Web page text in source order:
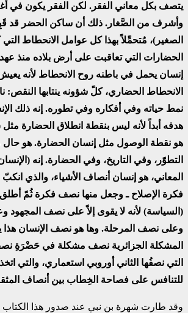
يتصف بكل معاني الفقر. لكن الفقر يكون في
وأشرف من الصَّغار. ذلك أن ساكن الحضر قد
الصغير)، مُتحمِّلاً بهذا كل عوامل الانحطاط
الحضارات التي تعاقبت على أرض بلاده منذ
إنسان يحمل في باطنه روح الانحطاط لأنه
الانحطاط الحضاري، كلّ شؤونه ينتابها
نمط حياته وفي أفكاره وفي تطوره. إنه ذلك
هدفه أبداً لأنه ليس بنقطة انطلاق الحضارة مثل
هو نقطة الوصول مثل إنسان الحضارة. هو
التطوّر، وفي التاريخ، وفي الحضارة. إنه
المعاني، هو إنسان أنصاف الأشياء، والذي
فكرة الإصلاح ـ وجعل منها نصف فكرة ثُمّ
(السياسة) لأنه لا يقوى إلاّ على نصف المجهود
وعلى نصف المرحلة. وها هو نصف الإنسان هذا
المشكلة الجزائرية نصف مشكلة في حَضْرَةِ نصفِ
التي نصفُها الثاني أوروبي استعماري، والتي
للتنافس على فصاحة الخِطاب بين أنصاف
وقد طارت شهرة بن نبي عند صدور هذا الكتاب